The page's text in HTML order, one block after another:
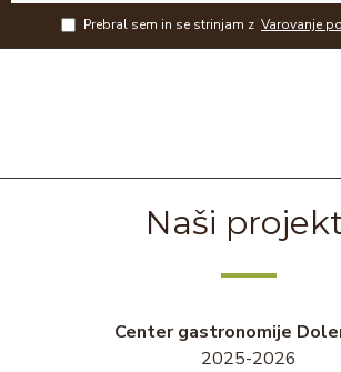
Prebral sem in se strinjam z Varovanje
Naši
Center gastronomije
2025-2026